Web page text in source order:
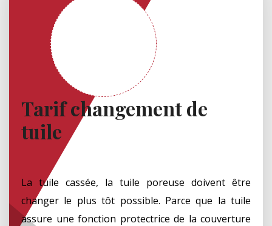
Tarif changement de
tuile
La tuile cassée, la tuile poreuse doivent être
changer le plus tôt possible. Parce que la tuile
assure une fonction protectrice de la couverture